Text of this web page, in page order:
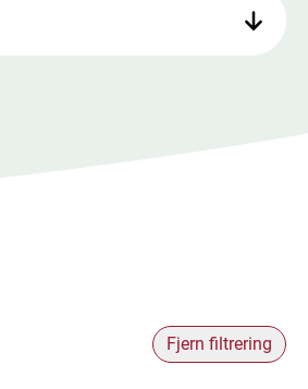
Fjern filtrering